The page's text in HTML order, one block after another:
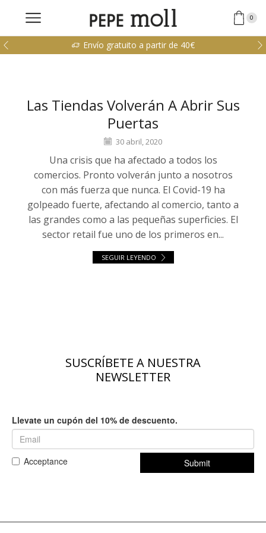
0
Envío gratuito a partir de 40€
Las Tiendas Volverán A Abrir Sus
Puertas
30 abril, 2020
Una crisis que ha afectado a todos los
comercios. Pronto volverán junto a nosotros
con más fuerza que nunca. El Covid-19 ha
golpeado fuerte, afectando al comercio, tanto a
las grandes como a las pequeñas superficies. El
sector retail fue uno de los primeros en...
SEGUIR LEYENDO
SUSCRÍBETE A NUESTRA
NEWSLETTER